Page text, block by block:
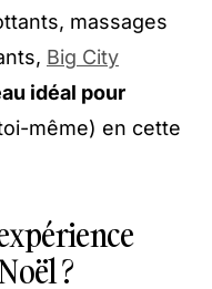
massages
Big City
idéal pour
même) en cette
?